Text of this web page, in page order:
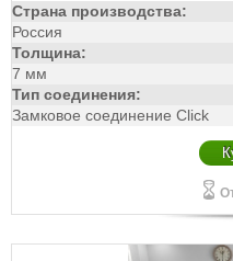
Страна производства:
Россия
Толщина:
7 мм
Тип соединения:
Замковое соединение Click